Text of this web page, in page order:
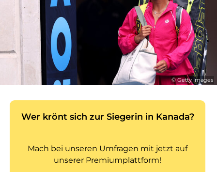
© Getty Images